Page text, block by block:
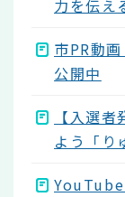
力を伝え
市PR動
公開中
【入選
よう「り